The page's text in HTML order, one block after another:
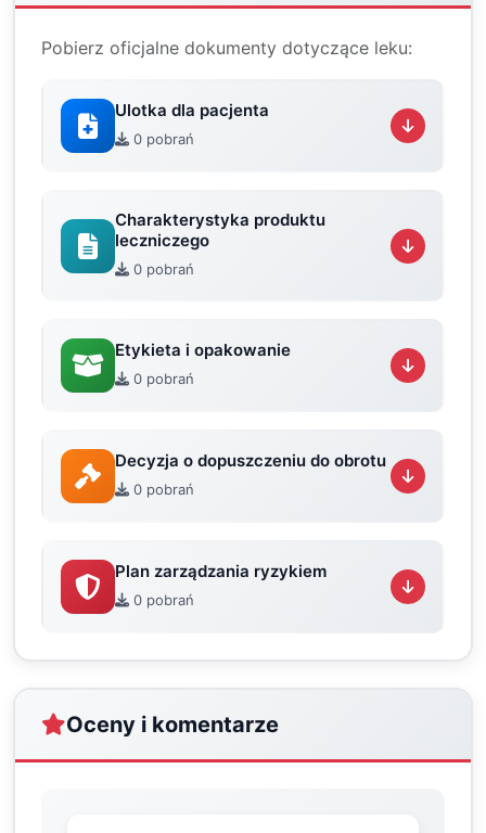
Pobierz oficjalne dokumenty dotyczące leku:
Ulotka dla pacjenta
0 pobrań
Charakterystyka produktu
leczniczego
0 pobrań
Etykieta i opakowanie
0 pobrań
Decyzja o dopuszczeniu do obrotu
0 pobrań
Plan zarządzania ryzykiem
0 pobrań
Oceny i komentarze